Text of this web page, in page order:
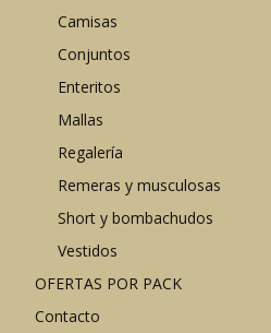
Camisas
Conjuntos
Enteritos
Mallas
Regalería
Remeras y musculosas
Short y bombachudos
Vestidos
OFERTAS POR PACK
Contacto